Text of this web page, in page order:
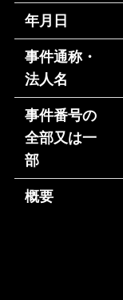
年月日
事件通称・
法人名
事件番号の
全部又は一
部
概要